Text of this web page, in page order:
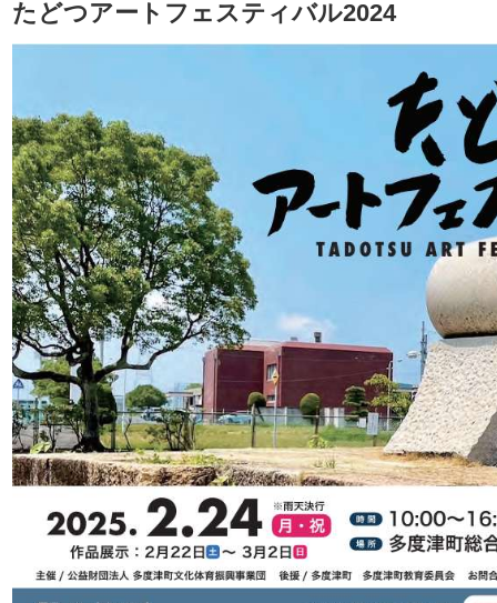
たどつアートフェスティバル2024